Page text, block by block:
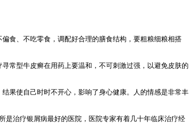
食、不吃零食，调配好合理的膳食结构，要粗粮细粮相搭
常型牛皮癣在用药上要温和，不可刺激过强，以避免皮肤的
果使自己时时不开心，影响了身心健康。人的情感是非常丰
是治疗银屑病最好的医院，医院专家有着几十年临床治疗经